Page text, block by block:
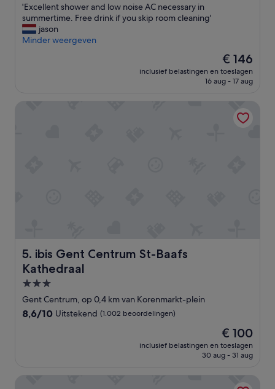
10,
Uitstekend,
(1.006
beoordelingen)
'
E
x
c
n
o
s
e
A
C
'Excellent shower and low noise AC necessary in
summertime. Free drink if you skip room cleaning'
jason
Minder weergeven
De
prijs
is
€ 146
inclusief belastingen en toeslagen
16 aug - 17 aug
5. ibis Gent Centrum St-Baafs
Kathedraal
ibis Gent Centrum St-Baafs Kathedraal
3.0-
sterrenaccommodatie
Gent Centrum, op 0,4 km van Korenmarkt-plein
8.6
8,6/10 Uitstekend (1.002 beoordelingen)
De
prijs
is
€ 100
inclusief belastingen en toeslagen
30 aug - 31 aug